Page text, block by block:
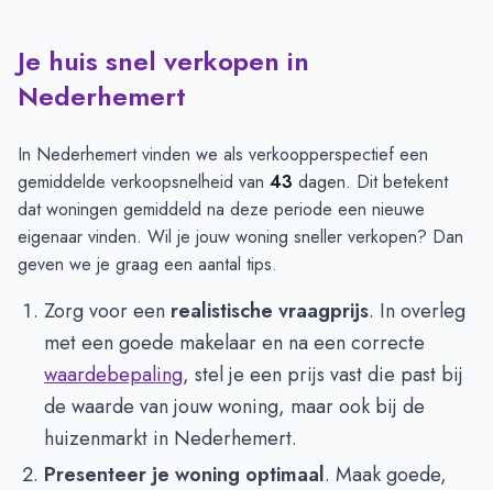
Je huis snel verkopen in
Nederhemert
In Nederhemert vinden we als verkoopperspectief een
gemiddelde verkoopsnelheid van 43 dagen. Dit betekent
dat woningen gemiddeld na deze periode een nieuwe
eigenaar vinden. Wil je jouw woning sneller verkopen? Dan
geven we je graag een aantal tips.
Zorg voor een realistische vraagprijs. In overleg
met een goede makelaar en na een correcte
waardebepaling, stel je een prijs vast die past bij
de waarde van jouw woning, maar ook bij de
huizenmarkt in Nederhemert.
Presenteer je woning optimaal. Maak goede,